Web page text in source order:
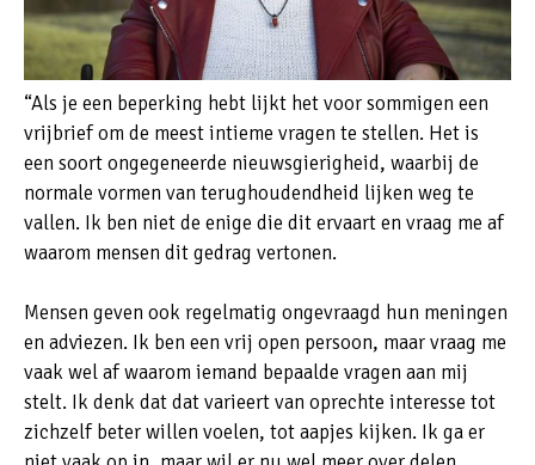
“Als je een beperking hebt lijkt het voor sommigen een
vrijbrief om de meest intieme vragen te stellen. Het is
een soort ongegeneerde nieuwsgierigheid, waarbij de
normale vormen van terughoudendheid lijken weg te
vallen. Ik ben niet de enige die dit ervaart en vraag me af
waarom mensen dit gedrag vertonen.
Mensen geven ook regelmatig ongevraagd hun meningen
en adviezen. Ik ben een vrij open persoon, maar vraag me
vaak wel af waarom iemand bepaalde vragen aan mij
stelt. Ik denk dat dat varieert van oprechte interesse tot
zichzelf beter willen voelen, tot aapjes kijken. Ik ga er